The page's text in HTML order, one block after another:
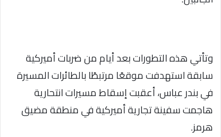
وتأتي هذه التطورات بعد أيام من ضربات أميركية
سابقة استهدفت موقعًا مرتبطًا بالطائرات المسيرة
في بندر عباس، أعقبت إسقاط مسيرات انتحارية
هاجمت سفينة تجارية أميركية في منطقة مضيق
هرمز.